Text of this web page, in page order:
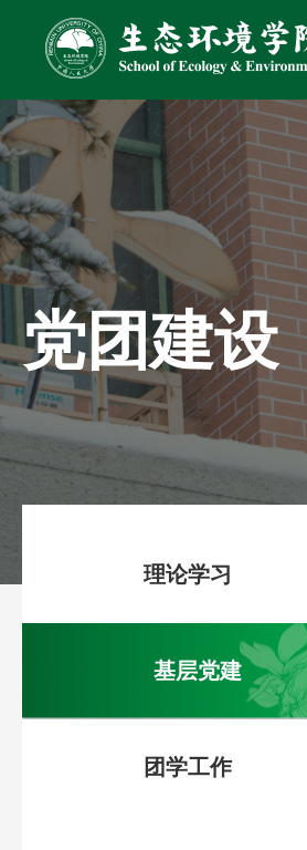
党团建设
理论学习
基层党建
团学工作